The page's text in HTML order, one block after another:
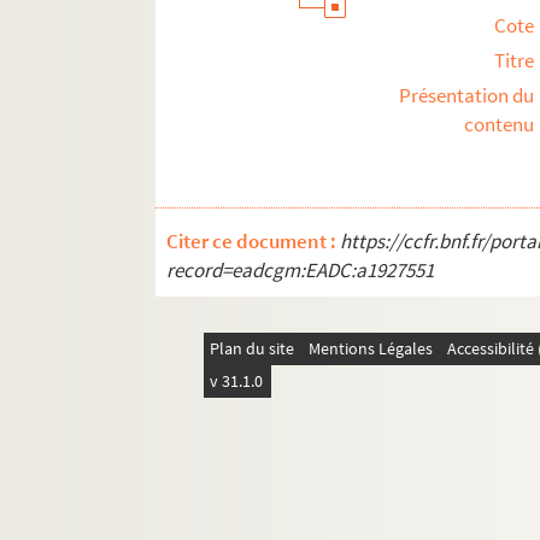
Cote
Titre
Présentation du
contenu
Citer ce document : https://ccfr.bnf.fr/
record=eadcgm:EADC:a1927551
Plan du site Mentions Légales
v 31.1.0